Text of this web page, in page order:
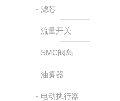
滤芯
流量开关
SMC阀岛
油雾器
电动执行器